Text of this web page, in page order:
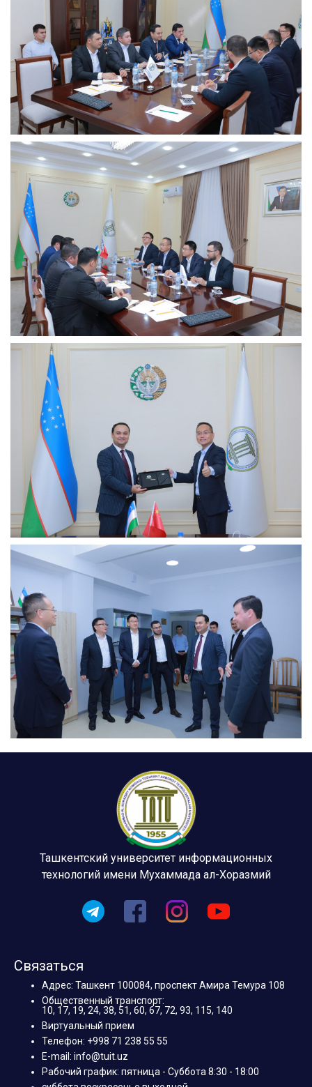
Ташкентский университет информационных
технологий имени Мухаммада ал-Хоразмий
Связаться
Адрес: Ташкент 100084, проспект Амира Темура 108
Общественный транспорт:
10, 17, 19, 24, 38, 51, 60, 67, 72, 93, 115, 140
Виртуальный прием
Телефон: +998 71 238 55 55
E-mail: info@tuit.uz
Рабочий график: пятница - Суббота 8:30 - 18:00